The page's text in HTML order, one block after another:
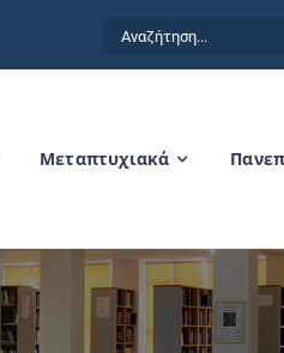
Αναζήτηση
for:
Μεταπτυχιακά